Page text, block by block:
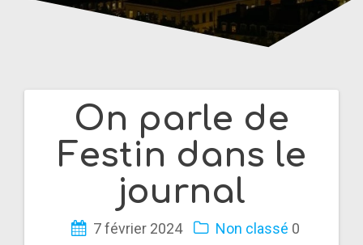
On parle de
Festin dans le
journal
7 février 2024 Non classé 0
Navigation
de
l’article